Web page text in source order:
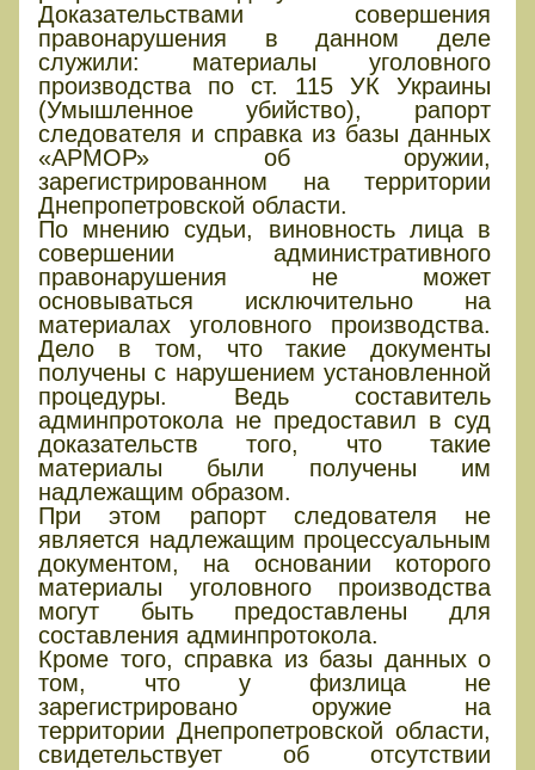
Доказательствами совершения
правонарушения в данном деле
служили: материалы уголовного
производства по ст. 115 УК Украины
(Умышленное убийство), рапорт
следователя и справка из базы данных
«АРМОР» об оружии,
зарегистрированном на территории
Днепропетровской области.
По мнению судьи, виновность лица в
совершении административного
правонарушения не может
основываться исключительно на
материалах уголовного производства.
Дело в том, что такие документы
получены с нарушением установленной
процедуры. Ведь составитель
админпротокола не предоставил в суд
доказательств того, что такие
материалы были получены им
надлежащим образом.
При этом рапорт следователя не
является надлежащим процессуальным
документом, на основании которого
материалы уголовного производства
могут быть предоставлены для
составления админпротокола.
Кроме того, справка из базы данных о
том, что у физлица не
зарегистрировано оружие на
территории Днепропетровской области,
свидетельствует об отсутствии